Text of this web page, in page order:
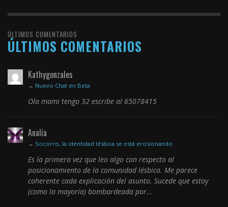
ÚLTIMOS COMENTARIOS
ÚLTIMOS COMENTARIOS
Kathygonzales
→ Nuevo Chat en Beta
Ola mami tengo 32 escribe al 65078415
Analía
→ Socorro, la identidad lésbica se está erosionando
Es la primera vez que leo algo con respecto al
posicionamiento de la comunidad lésbica. Me parece
coherente cada explicación del asunto. Sucede que estoy
(como la mayoría) bombardeada por…